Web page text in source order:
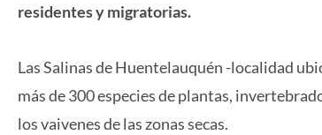
residentes y migratorias.
Las Salinas de Huentelauquén -localidad
más de 300 especies de plantas,
los vaivenes de las zonas secas.